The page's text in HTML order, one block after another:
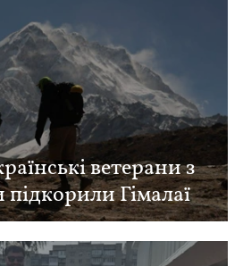
ветерани з
Гімалаї